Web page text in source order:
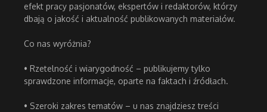
efekt pracy pasjonatów, ekspertów i redaktorów, którzy
dbają o jakość i aktualność publikowanych materiałów.
Co nas wyróżnia?
• Rzetelność i wiarygodność – publikujemy tylko
sprawdzone informacje, oparte na faktach i źródłach.
• Szeroki zakres tematów – u nas znajdziesz treści